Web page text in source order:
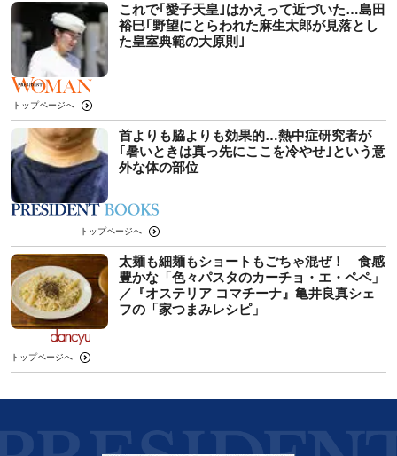
これで｢愛子天皇｣はかえって近づいた…島田
裕巳｢野望にとらわれた麻生太郎が見落とし
た皇室典範の大原則｣
トップページへ
首よりも脇よりも効果的…熱中症研究者が
｢暑いときは真っ先にここを冷やせ｣という意
外な体の部位
トップページへ
太麺も細麺もショートもごちゃ混ぜ！ 食感
豊かな「色々パスタのカーチョ・エ・ペペ」
／『オステリア コマチーナ』亀井良真シェ
フの「家つまみレシピ」
トップページへ